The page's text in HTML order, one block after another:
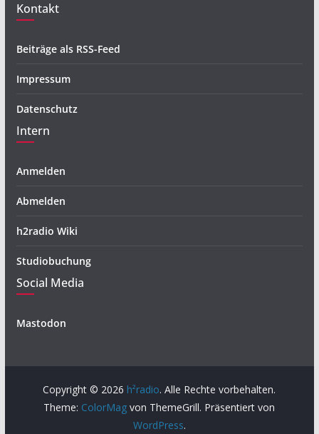
Kontakt
Beiträge als RSS-Feed
Impressum
Datenschutz
Intern
Anmelden
Abmelden
h2radio Wiki
Studiobuchung
Social Media
Mastodon
Copyright © 2026 h²radio. Alle Rechte vorbehalten.
Theme: ColorMag von ThemeGrill. Präsentiert von
WordPress.